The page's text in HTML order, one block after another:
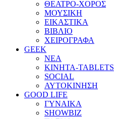
ΘΕΑΤΡΟ-ΧΟΡΟΣ
ΜΟΥΣΙΚΗ
ΕΙΚΑΣΤΙΚΑ
ΒΙΒΛΙΟ
ΧΕΙΡΟΓΡΑΦΑ
GEEK
ΝΕΑ
ΚΙΝΗΤΑ-TABLETS
SOCIAL
ΑΥΤΟΚΙΝΗΣΗ
GOOD LIFE
ΓΥΝΑΙΚΑ
SHOWBIZ